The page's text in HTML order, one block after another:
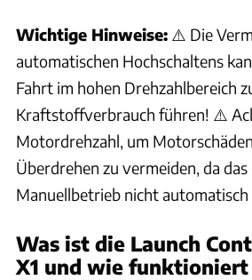
Wie funktioniert der
Wie lege ich die Wählhebelposition D,
ein?
Was bedeuten die Anzeichen
Abgaspartikelfilters im BMW X1?
lassen?
Wichtige Hinweise: ⚠️ Die
automatischen Hochschaltens
Fahrt im hohen Drehzahlbereich
Kraftstoffverbrauch führen! ⚠️
Motordrehzahl, um
Überdrehen zu vermeiden, da
Manuellbetrieb nicht
Was ist die Launch
X1 und wie funktioniert